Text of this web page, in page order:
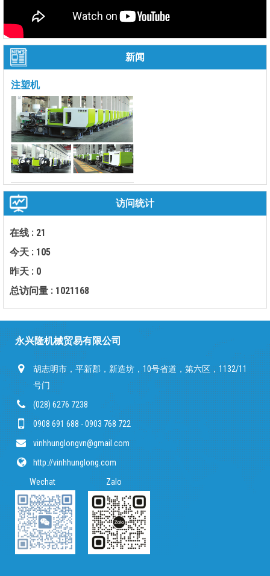
新闻
注塑机
访问统计
在线 : 21
今天 : 105
昨天 : 0
总访问量 : 1021168
永兴隆机械贸易有限公司
胡志明市，平新郡，新造坊，10号省道，第六区，1132/11
号门
(028) 6276 7238
0908 691 688 - 0903 768 722
vinhhunglongvn@gmail.com
http://vinhhunglong.com
Wechat Zalo